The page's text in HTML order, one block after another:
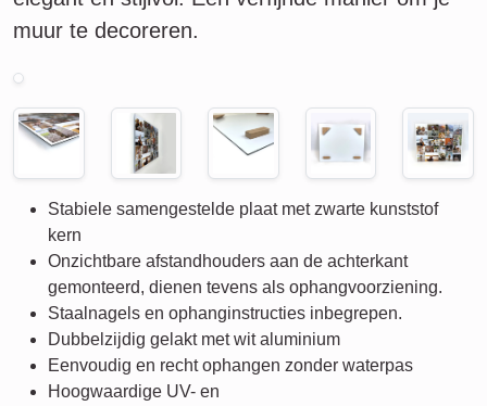
muur te decoreren.
Stabiele samengestelde plaat met zwarte kunststof
kern
Onzichtbare afstandhouders aan de achterkant
gemonteerd, dienen tevens als ophangvoorziening.
Staalnagels en ophanginstructies inbegrepen.
Dubbelzijdig gelakt met wit aluminium
Eenvoudig en recht ophangen zonder waterpas
Hoogwaardige UV- en